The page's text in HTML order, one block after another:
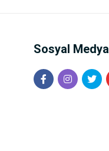
Sosyal Medya